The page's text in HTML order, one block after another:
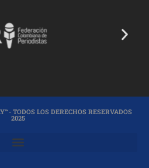
TODOS LOS DERECHOS RESERVADOS
2025